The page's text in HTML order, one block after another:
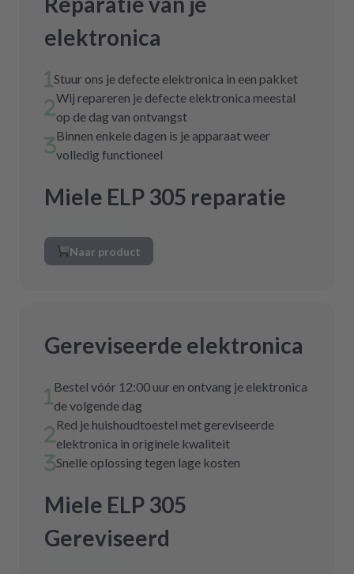
elektronica
Stuur ons je defecte elektronica in een pakket
Wij repareren je defecte elektronica meestal
op de dag van ontvangst
Binnen enkele dagen is je apparaat weer
volledig functioneel
Miele ELP 305 reparatie
Naar product
Gereviseerde elektronica
Bestel vóór 12:00 uur en ontvang je elektronica
de volgende dag
Red je huishoudtoestel met gereviseerde
elektronica in originele kwaliteit
Snelle oplossing tegen lage kosten
Miele ELP 305
Gereviseerd